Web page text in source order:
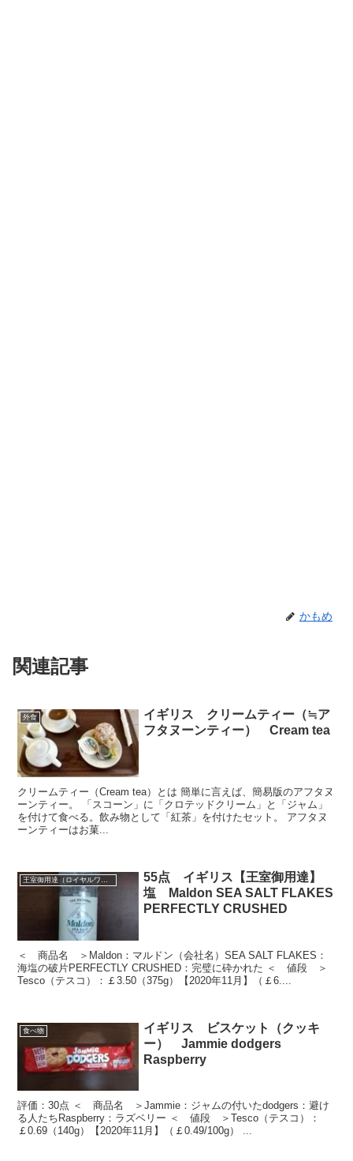
かもめ
関連記事
外食
イギリス クリームティー（≒ア
フタヌーンティー） Cream tea
クリームティー（Cream tea）とは 簡単に言えば、簡易版のアフタヌ
ーンティー。 「スコーン」に「クロテッドクリーム」と「ジャム」
を付けて食べる。飲み物として「紅茶」を付けたセット。 アフタヌ
ーンティーはお菓...
王室御用達（ロイヤルワラント）
55点 イギリス【王室御用達】
塩 Maldon SEA SALT FLAKES
PERFECTLY CRUSHED
＜ 商品名 ＞Maldon：マルドン（会社名）SEA SALT FLAKES：
海塩の破片PERFECTLY CRUSHED：完璧に砕かれた ＜ 値段 ＞
Tesco（テスコ）：￡3.50（375g）【2020年11月】（￡6....
食べ物
イギリス ビスケット（クッキ
ー） Jammie dodgers
Raspberry
評価：30点 ＜ 商品名 ＞Jammie：ジャムの付いたdodgers：避け
る人たちRaspberry：ラズベリー ＜ 値段 ＞Tesco（テスコ）：
￡0.69（140g）【2020年11月】（￡0.49/100g） ...